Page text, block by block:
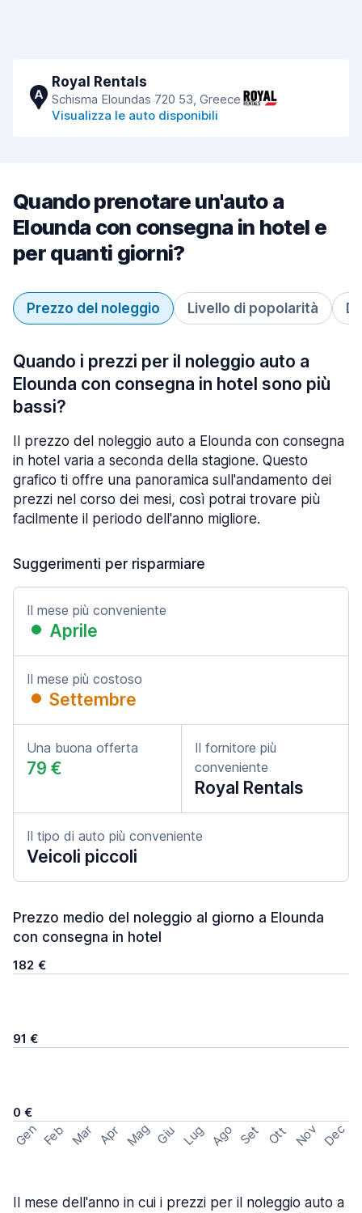
A
Royal Rentals
Schisma Eloundas 720 53, Greece
Visualizza le auto disponibili
Quando prenotare un'auto a
Elounda con consegna in hotel e
per quanti giorni?
Prezzo del noleggio Livello di popolarità
Quando i prezzi per il noleggio auto a
Elounda con consegna in hotel sono più
bassi?
Il prezzo del noleggio auto a Elounda con consegna
in hotel varia a seconda della stagione. Questo
grafico ti offre una panoramica sull'andamento dei
prezzi nel corso dei mesi, così potrai trovare più
facilmente il periodo dell'anno migliore.
Suggerimenti per risparmiare
Il mese più conveniente
Aprile
Il mese più costoso
Settembre
Una buona offerta
79 €
Il fornitore più
conveniente
Royal Rentals
Il tipo di auto più conveniente
Veicoli piccoli
Prezzo medio del noleggio al giorno a Elounda
con consegna in hotel
182 €
91 €
0 €
Gen Feb Mar Apr Mag Giu Lug Ago Set Ott Nov Dec
Il mese dell'anno in cui i prezzi per il noleggio auto a